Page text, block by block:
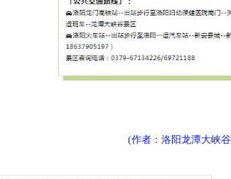
(作者：洛阳龙潭大